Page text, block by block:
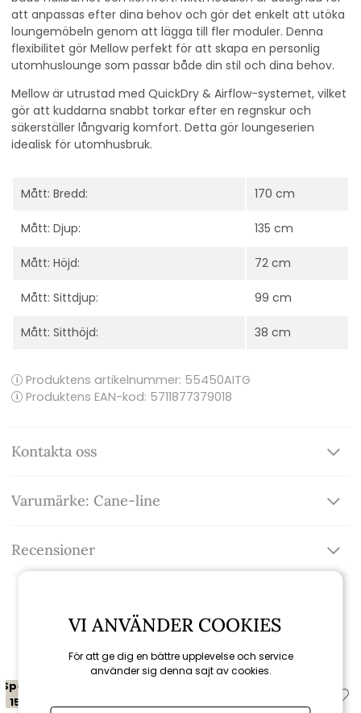
att anpassas efter dina behov och gör det enkelt att utöka
loungemöbeln genom att lägga till fler moduler. Denna
flexibilitet gör Mellow perfekt för att skapa en personlig
utomhuslounge som passar både din stil och dina behov.
Mellow är utrustad med QuickDry & Airflow-systemet, vilket
gör att kuddarna snabbt torkar efter en regnskur och
säkerställer långvarig komfort. Detta gör loungeserien
idealisk för utomhusbruk.
Mått: Bredd: 170 cm
Mått: Djup: 135 cm
Mått: Höjd: 72 cm
Mått: Sittdjup: 99 cm
Mått: Sitthöjd: 38 cm
Produktens artikelnummer: 55450AITG
Produktens EAN-kod: 5711877379018
Kontakta oss
Varumärke: Cane-line
Recensioner
Relaterade produkter
Spara
15%
VI ANVÄNDER COOKIES
För att ge dig en bättre upplevelse och service
använder sig denna sajt av cookies.